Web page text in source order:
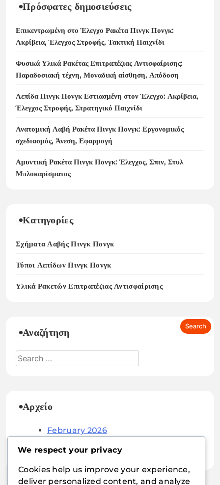
Πρόσφατες δημοσιεύσεις
Επικεντρωμένη στο Έλεγχο Ρακέτα Πινγκ Πονγκ:
Ακρίβεια, Έλεγχος Στροφής, Τακτική Παιχνίδι
Φυσικά Υλικά Ρακέτας Επιτραπέζιας Αντισφαίρισης:
Παραδοσιακή τέχνη, Μοναδική αίσθηση, Απόδοση
Λεπίδα Πινγκ Πονγκ Εστιασμένη στον Έλεγχο: Ακρίβεια,
Έλεγχος Στροφής, Στρατηγικό Παιχνίδι
Ανατομική Λαβή Ρακέτα Πινγκ Πονγκ: Εργονομικός
σχεδιασμός, Άνεση, Εφαρμογή
Αμυντική Ρακέτα Πινγκ Πονγκ: Έλεγχος, Σπιν, Στυλ
Μπλοκαρίσματος
Κατηγορίες
Σχήματα Λαβής Πινγκ Πονγκ
Τύποι Λεπίδων Πινγκ Πονγκ
Υλικά Ρακετών Επιτραπέζιας Αντισφαίρισης
Αναζήτηση
Αρχείο
February 2026
We respect your privacy
Cookies help us improve your experience,
deliver personalized content, and analyze